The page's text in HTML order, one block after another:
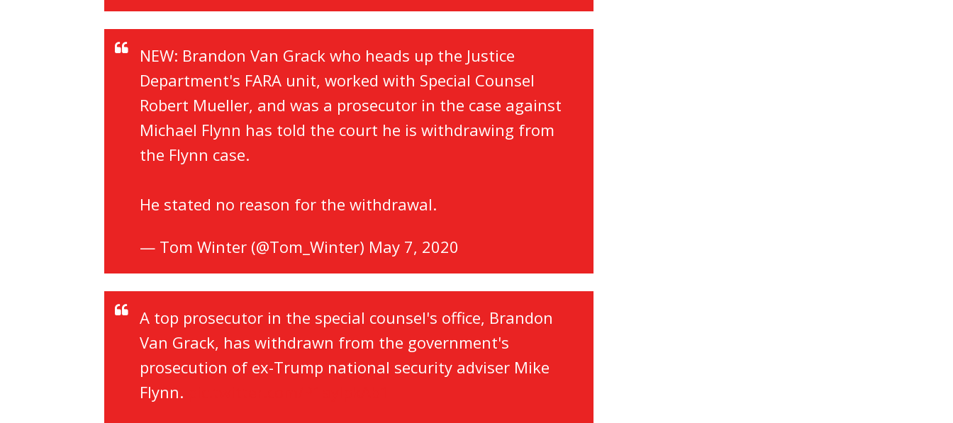
NEW: Brandon Van Grack who heads up the Justice
Department's FARA unit, worked with Special Counsel
Robert Mueller, and was a prosecutor in the case against
Michael Flynn has told the court he is withdrawing from
the Flynn case.
He stated no reason for the withdrawal.
— Tom Winter (@Tom_Winter) May 7, 2020
A top prosecutor in the special counsel's office, Brandon
Van Grack, has withdrawn from the government's
prosecution of ex-Trump national security adviser Mike
Flynn.